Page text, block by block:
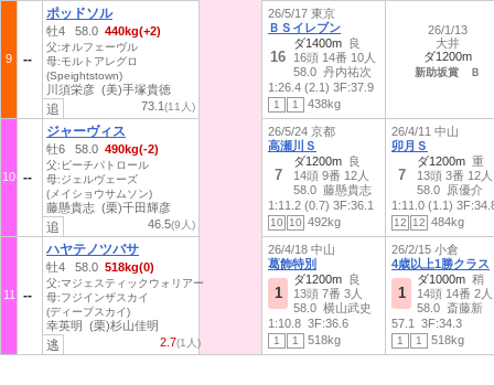
9
ポッドソル
牡4 58.0 440kg(+2)
父:オルフェーヴル
母:モルトアレグロ
(Speightstown)
川須栄彦 (美)手塚貴徳
73.1(11人)
追
10
ジャーヴィス
牡6 58.0 490kg(-2)
父:ビーチパトロール
母:ジェルヴェーズ
(メイショウサムソン)
藤懸貴志 (栗)千田輝彦
46.5(9人)
追
11
ハヤテノツバサ
牡4 58.0 518kg(0)
父:マジェスティックウォリアー
母:フジインザスカイ
(ディープスカイ)
幸英明 (栗)杉山佳明
2.7(1人)
逃
26/5/17 東京
ＢＳイレブン
16
ダ1400m 良
16頭 14番 10人
58.0 丹内祐次
1:26.4 (2.1) 3F:37.9
1 1 438kg
26/1/13
大井
ダ1200m
新助坂賞 Ｂ
26/5/24 京都
高瀬川Ｓ
7
ダ1200m 良
14頭 9番 12人
58.0 藤懸貴志
1:11.2 (0.7) 3F:36.1
10 10 492kg
26/4/11 中山
卯月Ｓ
7
ダ1200m 重
13頭 3番 12人
58.0 原優介
1:11.0 (1.1)
12 12 484kg
26/4/18 中山
葛飾特別
1
ダ1200m 良
13頭 7番 3人
58.0 横山武史
1:10.8 3F:36.6
1 1 518kg
26/2/15 小倉
4歳以上1勝クラス
1
ダ1000m 稍
14頭 14番 2人
58.0 斎藤新
57.1
3F:34.3
1 1 518kg